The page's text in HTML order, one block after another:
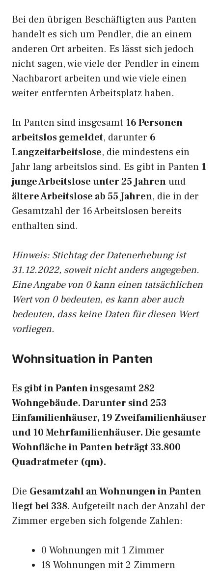
Bei den übrigen Beschäftigten aus Panten
handelt es sich um Pendler, die an einem
anderen Ort arbeiten. Es lässt sich jedoch
nicht sagen, wie viele der Pendler in einem
Nachbarort arbeiten und wie viele einen
weiter entfernten Arbeitsplatz haben.
In Panten sind insgesamt 16 Personen
arbeitslos gemeldet, darunter 6
Langzeitarbeitslose, die mindestens ein
Jahr lang arbeitslos sind. Es gibt in Panten 1
junge Arbeitslose unter 25 Jahrenund
ältere Arbeitslose ab 55 Jahren, die in der
Gesamtzahl der 16 Arbeitslosen bereits
enthalten sind.
Hinweis: Stichtag der Datenerhebung ist
31.12.2022, soweit nicht anders angegeben.
Eine Angabe von 0 kann einen tatsächlichen
Wert von 0 bedeuten, es kann aber auch
bedeuten, dass keine Daten für diesen Wert
vorliegen.
Wohnsituation in Panten
Es gibt in Panten insgesamt 282
Wohngebäude. Darunter sind 253
Einfamilienhäuser, 19 Zweifamilienhäuser
und 10 Mehrfamilienhäuser. Die gesamte
Wohnfläche in Panten beträgt 33.800
Quadratmeter (qm).
Die Gesamtzahl an Wohnungen in Panten
liegt bei 338. Aufgeteilt nach der Anzahl der
Zimmer ergeben sich folgende Zahlen:
0 Wohnungen mit 1 Zimmer
18 Wohnungen mit 2 Zimmern